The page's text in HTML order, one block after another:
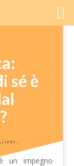
sé è
impegno